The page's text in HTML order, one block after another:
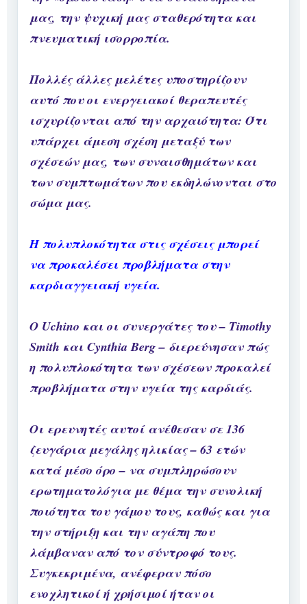
μας, την ψυχική μας σταθερότητα και
πνευματική ισορροπία.
Πολλές άλλες μελέτες υποστηρίζουν
αυτό που οι ενεργειακοί θεραπευτές
ισχυρίζονται από την αρχαιότητα: Ότι
υπάρχει άμεση σχέση μεταξύ των
σχέσεών μας, των συναισθημάτων και
των συμπτωμάτων που εκδηλώνονται στο
σώμα μας.
Η πολυπλοκότητα στις σχέσεις μπορεί
να προκαλέσει προβλήματα στην
καρδιαγγειακή υγεία.
Ο Uchino και οι συνεργάτες του – Timothy
Smith και Cynthia Berg – διερεύνησαν πώς
η πολυπλοκότητα των σχέσεων προκαλεί
προβλήματα στην υγεία της καρδιάς.
Οι ερευνητές αυτοί ανέθεσαν σε 136
ζευγάρια μεγάλης ηλικίας – 63 ετών
κατά μέσο όρο – να συμπληρώσουν
ερωτηματολόγια με θέμα την συνολική
ποιότητα του γάμου τους, καθώς και για
την στήριξη και την αγάπη που
λάμβαναν από τον σύντροφό τους.
Συγκεκριμένα, ανέφεραν πόσο
ενοχλητικοί ή χρήσιμοί ήταν οι